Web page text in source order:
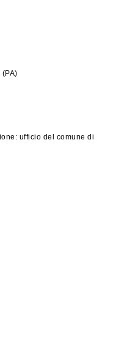
ufficio del comune di